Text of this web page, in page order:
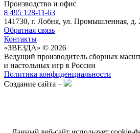
Производство и офис
8 495 128-11-63
141730, г. Лобня, ул. Промышленная, д.
Обратная связь
Контакты
«ЗВЕЗДА» © 2026
Ведущий производитель сборных
и настольных игр в России
Политика конфиденциальности
Создание сайта –